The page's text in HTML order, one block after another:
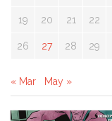
19 20 21 22
26 27 28 29
« Mar May »